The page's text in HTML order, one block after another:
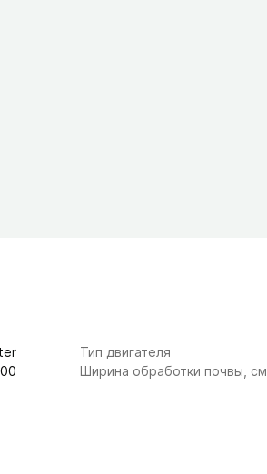
Тип двигателя
Ширина обработки почвы, см